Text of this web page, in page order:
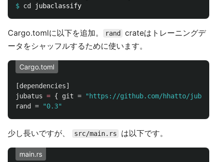
$ cd
Cargo.tomlに以下を追加。 rand
crateはトレーニングデ
ータをシャッフルするために使います。
Cargo.toml
[dependencies]
jubatus = { git =
"https://github.com/hhatto/
rand
= "0.3"
少し長いですが、 src/main.rs は以下です。
main.rs